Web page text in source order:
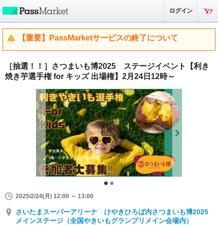
ログイン
【重要】PassMarketサービスの終了について
［抽選！！］さつまいも博2025 ステージイベント【利き
焼き芋選手権 for キッズ 出場権】2月24日12時～
2025/2/24(月) 12:00 ～ 13:00
さいたまスーパーアリーナ けやきひろば内さつまいも博2025
メインステージ（全国やきいもグランプリメイン会場内）